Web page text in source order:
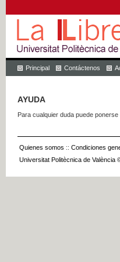
Principal Contáctenos
AYUDA
Para cualquier duda puede
Quienes somos :: Condiciones
Universitat Politècnica de València